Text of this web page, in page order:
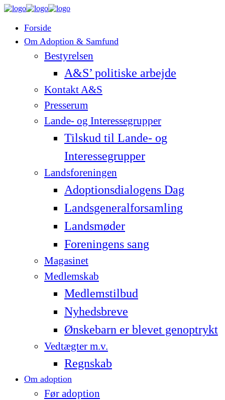
Forside
Om Adoption & Samfund
Bestyrelsen
A&S’ politiske arbejde
Kontakt A&S
Presserum
Lande- og Interessegrupper
Tilskud til Lande- og
Interessegrupper
Landsforeningen
Adoptionsdialogens Dag
Landsgeneralforsamling
Landsmøder
Foreningens sang
Magasinet
Medlemskab
Medlemstilbud
Nyhedsbreve
Ønskebarn er blevet genoptrykt
Vedtægter m.v.
Regnskab
Om adoption
Før adoption